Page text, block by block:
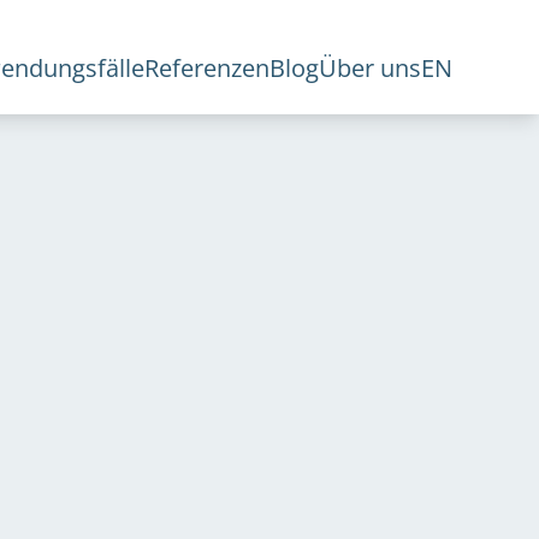
ReferenzenBlogÜber unsEN